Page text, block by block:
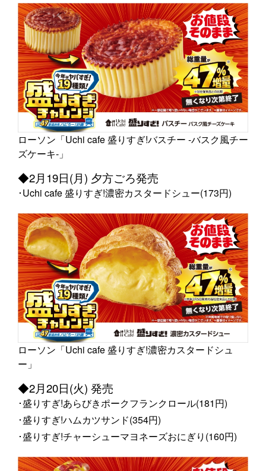
ローソン「Uchi cafe 盛りすぎ!バスチー -バスク風チー
ズケーキ-」
◆2月19日(月) 夕方ごろ発売
･Uchi cafe 盛りすぎ!濃密カスタードシュー(173円)
ローソン「Uchi cafe 盛りすぎ!濃密カスタードシュ
ー」
◆2月20日(火) 発売
･盛りすぎ!あらびきポークフランクロール(181円)
･盛りすぎ!ハムカツサンド(354円)
･盛りすぎ!チャーシューマヨネーズおにぎり(160円)